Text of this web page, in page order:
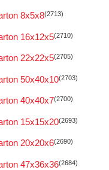
8x5x8(2713)
16x12x5(2710)
22x22x5(2705)
50x40x10(2703)
40x40x7(2700)
15x15x20(2693)
20x20x6(2690)
47x36x36(2684)